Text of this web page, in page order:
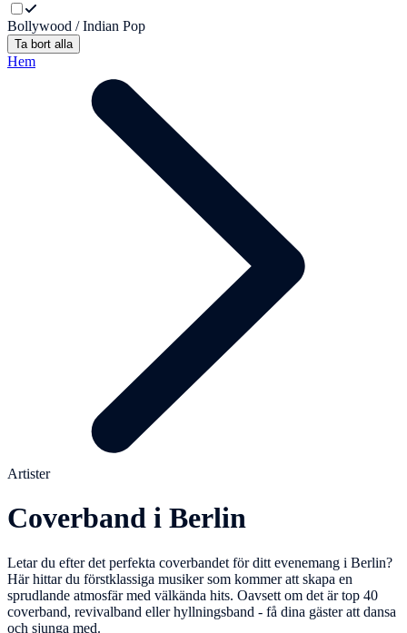
Bollywood / Indian Pop
Ta bort alla
Hem
Artister
Coverband i Berlin
Letar du efter det perfekta coverbandet för ditt evenemang i Berlin?
Här hittar du förstklassiga musiker som kommer att skapa en
sprudlande atmosfär med välkända hits. Oavsett om det är top 40
coverband, revivalband eller hyllningsband - få dina gäster att dansa
och sjunga med.